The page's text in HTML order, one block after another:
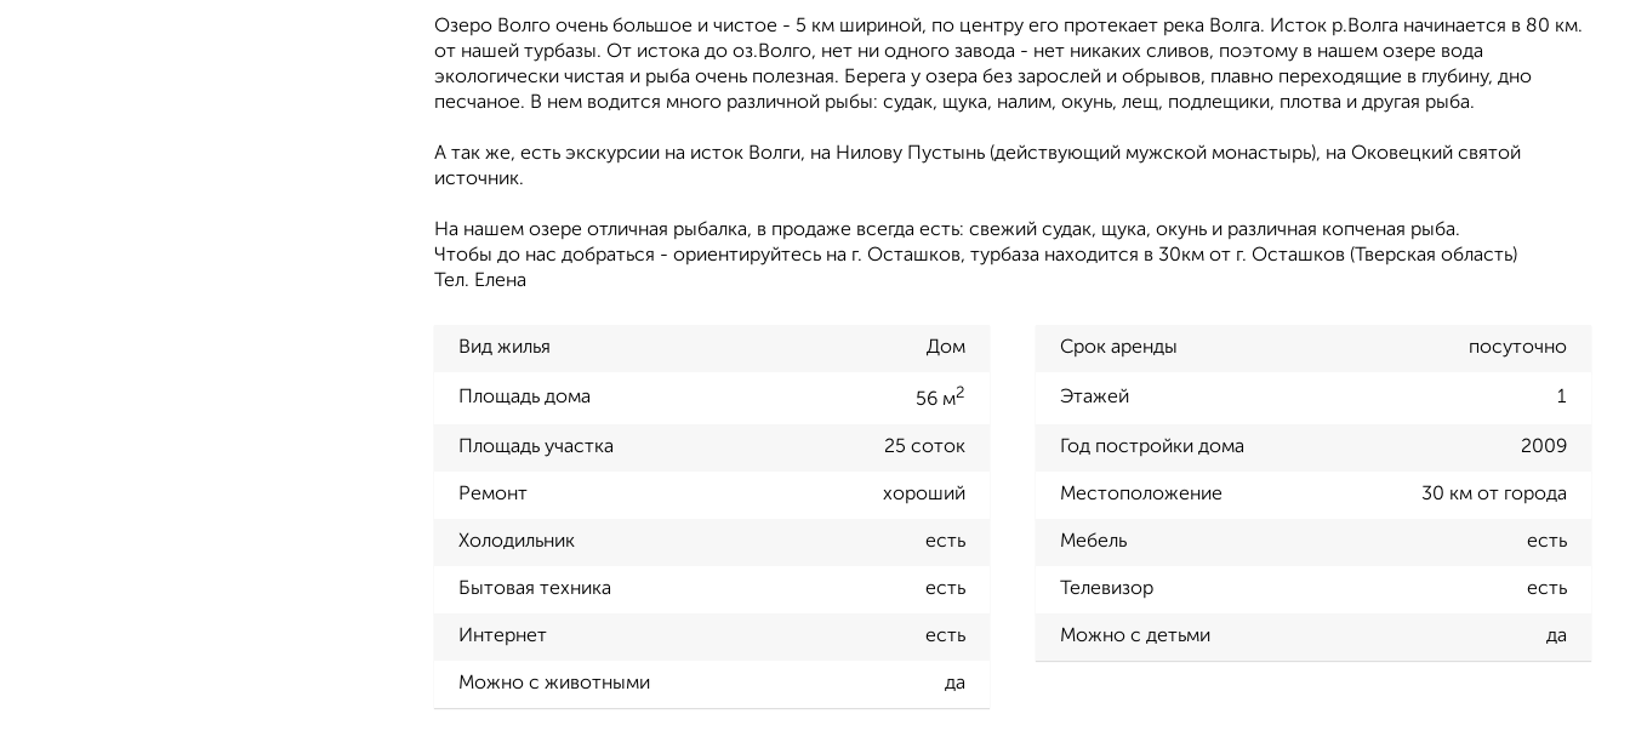
Озеро Волго очень большое и чистое - 5 км шириной, по центру его протекает река Волга. Исток р.Волга начинается в 80 км.
от нашей турбазы. От истока до оз.Волго, нет ни одного завода - нет никаких сливов, поэтому в нашем озере вода
экологически чистая и рыба очень полезная. Берега у озера без зарослей и обрывов, плавно переходящие в глубину, дно
песчаное. В нем водится много различной рыбы: судак, щука, налим, окунь, лещ, подлещики, плотва и другая рыба.
А так же, есть экскурсии на исток Волги, на Нилову Пустынь (действующий мужской монастырь), на Оковецкий святой
источник.
На нашем озере отличная рыбалка, в продаже всегда есть: свежий судак, щука, окунь и различная копченая рыба.
Чтобы до нас добраться - ориентируйтесь на г. Осташков, турбаза находится в 30км от г. Осташков (Тверская область)
Тел. Елена
Вид жилья Дом Срок аренды посуточно
Площадь дома 56 м2 Этажей 1
Площадь участка 25 соток Год постройки дома 2009
Ремонт хороший Местоположение 30 км от города
Холодильник есть Мебель есть
Бытовая техника есть Телевизор есть
Интернет есть Можно с детьми да
Можно с животными да